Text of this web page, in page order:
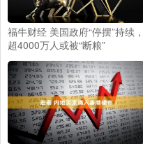
福牛财经 美国政府“停摆”持续，
超4000万人或被“断粮”